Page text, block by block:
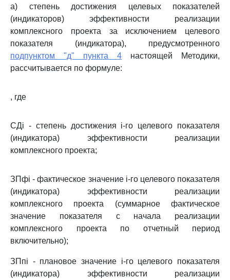
а) степень достижения целевых показателей
(индикаторов) эффективности реализации
комплексного проекта за исключением целевого
показателя (индикатора), предусмотренного
подпунктом "д" пункта 4 настоящей Методики,
рассчитывается по формуле:
, где
СДi - степень достижения i-го целевого показателя
(индикатора) эффективности реализации
комплексного проекта;
ЗПфi - фактическое значение i-го целевого показателя
(индикатора) эффективности реализации
комплексного проекта (суммарное фактическое
значение показателя с начала реализации
комплексного проекта по отчетный период
включительно);
ЗПпi - плановое значение i-го целевого показателя
(индикатора) эффективности реализации